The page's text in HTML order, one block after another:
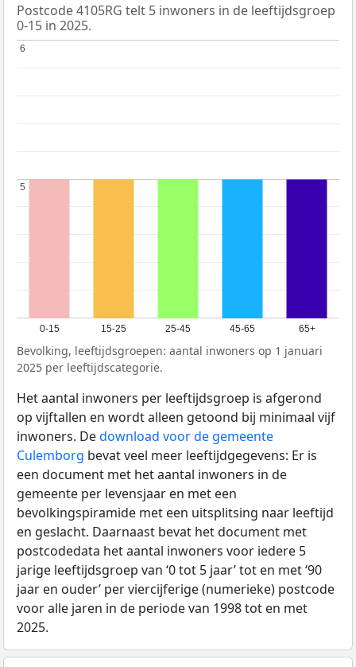
Postcode 4105RG telt 5 inwoners in de leeftijdsgroep
0-15 in 2025.
0-15 15-25 25-45 45-65 65+
5
5
6
6
Bevolking, leeftijdsgroepen: aantal inwoners op 1 januari
2025 per leeftijdscategorie.
Het aantal inwoners per leeftijdsgroep is afgerond
op vijftallen en wordt alleen getoond bij minimaal vijf
inwoners. Dedownload voor de gemeente
Culemborg bevat veel meer leeftijdgegevens: Er is
een document met het aantal inwoners in de
gemeente per levensjaar en met een
bevolkingspiramide met een uitsplitsing naar leeftijd
en geslacht. Daarnaast bevat het document met
postcodedata het aantal inwoners voor iedere 5
jarige leeftijdsgroep van ‘0 tot 5 jaar’ tot en met ‘90
jaar en ouder’ per viercijferige (numerieke) postcode
voor alle jaren in de periode van 1998 tot en met
2025.